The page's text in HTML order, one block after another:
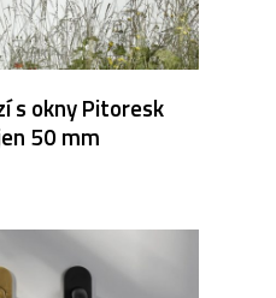
s okny Pitoresk
50 mm